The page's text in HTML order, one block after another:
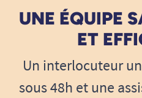
UNE ÉQUIPE
ET
Un interlocuteur
sous 48h et une